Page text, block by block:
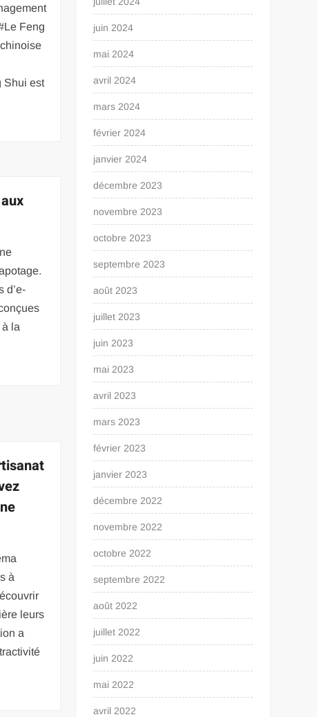
Feng
Shui est
d’e-
la
à
leurs
a
juin 2024
mai 2024
avril 2024
mars 2024
février 2024
janvier 2024
décembre 2023
novembre 2023
octobre 2023
septembre 2023
août 2023
juillet 2023
juin 2023
mai 2023
avril 2023
mars 2023
février 2023
janvier 2023
décembre 2022
novembre 2022
octobre 2022
septembre 2022
août 2022
juillet 2022
juin 2022
mai 2022
avril 2022